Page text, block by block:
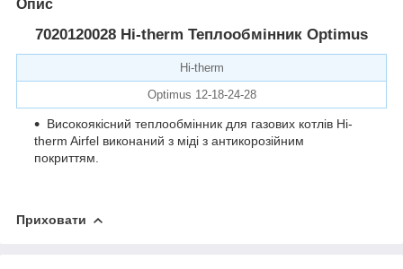
Опис
7020120028 Hi-therm Теплообмінник Optimus
Hi-therm
Optimus 12-18-24-28
Високоякісний теплообмінник для газових котлів Hi-
therm Airfel виконаний з міді з антикорозійним
покриттям.
Приховати